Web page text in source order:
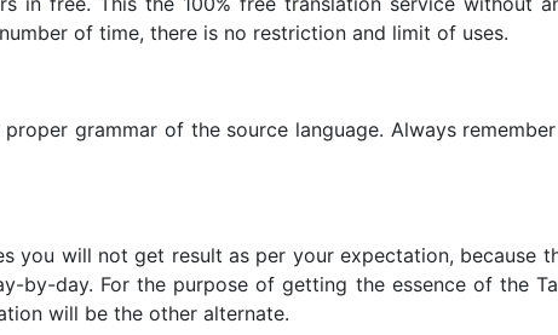
of time, there is no restriction and limit of uses.
grammar of the source language. Always
you will not get result as per your expectation, because
by-day. For the purpose of getting the essence of the
will be the other alternate.